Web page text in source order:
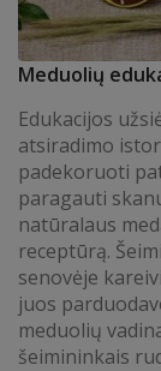
Meduolių
Edukacijos
atsiradimo
padekoruoti
paragauti
natūralaus
receptūrą.
senovėje
juos
meduolių
šeimininkais